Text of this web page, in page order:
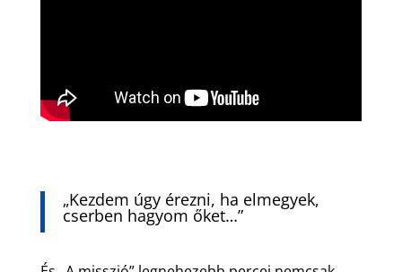
„Kezdem úgy érezni, ha elmegyek,
cserben hagyom őket…”